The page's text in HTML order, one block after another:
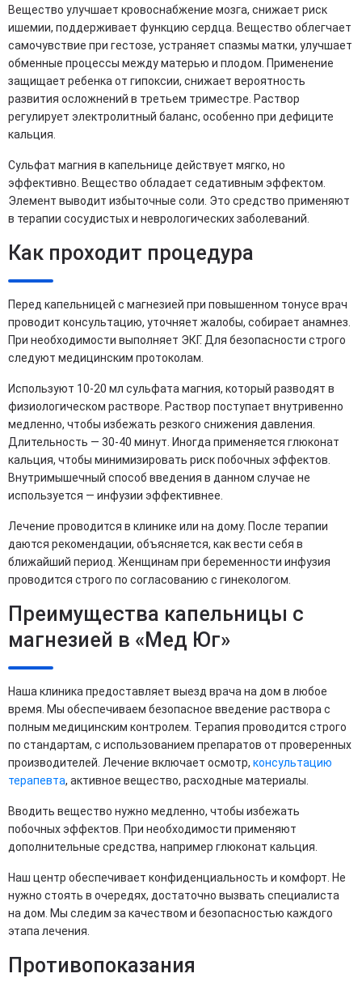
Вещество улучшает кровоснабжение мозга, снижает риск
ишемии, поддерживает функцию сердца. Вещество облегчает
самочувствие при гестозе, устраняет спазмы матки, улучшает
обменные процессы между матерью и плодом. Применение
защищает ребенка от гипоксии, снижает вероятность
развития осложнений в третьем триместре. Раствор
регулирует электролитный баланс, особенно при дефиците
кальция.
Сульфат магния в капельнице действует мягко, но
эффективно. Вещество обладает седативным эффектом.
Элемент выводит избыточные соли. Это средство применяют
в терапии сосудистых и неврологических заболеваний.
Как проходит процедура
Перед капельницей с магнезией при повышенном тонусе врач
проводит консультацию, уточняет жалобы, собирает анамнез.
При необходимости выполняет ЭКГ. Для безопасности строго
следуют медицинским протоколам.
Используют 10-20 мл сульфата магния, который разводят в
физиологическом растворе. Раствор поступает внутривенно
медленно, чтобы избежать резкого снижения давления.
Длительность — 30-40 минут. Иногда применяется глюконат
кальция, чтобы минимизировать риск побочных эффектов.
Внутримышечный способ введения в данном случае не
используется — инфузии эффективнее.
Лечение проводится в клинике или на дому. После терапии
даются рекомендации, объясняется, как вести себя в
ближайший период. Женщинам при беременности инфузия
проводится строго по согласованию с гинекологом.
Преимущества капельницы с
магнезией в «Мед Юг»
Наша клиника предоставляет выезд врача на дом в любое
время. Мы обеспечиваем безопасное введение раствора с
полным медицинским контролем. Терапия проводится строго
по стандартам, с использованием препаратов от проверенных
производителей. Лечение включает осмотр, консультацию
терапевта, активное вещество, расходные материалы.
Вводить вещество нужно медленно, чтобы избежать
побочных эффектов. При необходимости применяют
дополнительные средства, например глюконат кальция.
Наш центр обеспечивает конфиденциальность и комфорт. Не
нужно стоять в очередях, достаточно вызвать специалиста
на дом. Мы следим за качеством и безопасностью каждого
этапа лечения.
Противопоказания